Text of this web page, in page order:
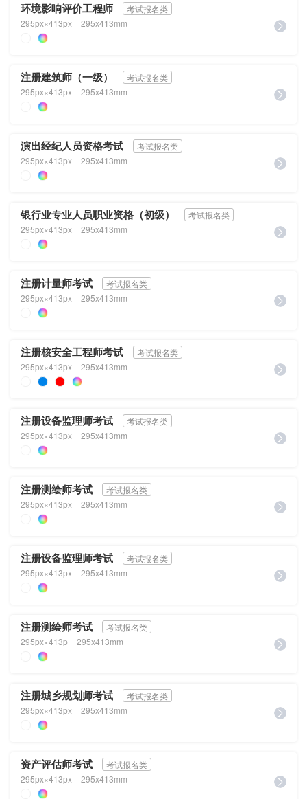
环境影响评价工程师
考试报名类
295px×413px
295x413mm
注册建筑师（一级）
考试报名类
295px×413px
295x413mm
演出经纪人员资格考试
考试报名类
295px×413px
295x413mm
银行业专业人员职业资格（初级）
考试报名类
295px×413px
295x413mm
注册计量师考试
考试报名类
295px×413px
295x413mm
注册核安全工程师考试
考试报名类
295px×413px
295x413mm
注册设备监理师考试
考试报名类
295px×413px
295x413mm
注册测绘师考试
考试报名类
295px×413px
295x413mm
注册设备监理师考试
考试报名类
295px×413px
295x413mm
注册测绘师考试
考试报名类
295px×413p
295x413mm
注册城乡规划师考试
考试报名类
295px×413px
295x413mm
资产评估师考试
考试报名类
295px×413px
295x413mm